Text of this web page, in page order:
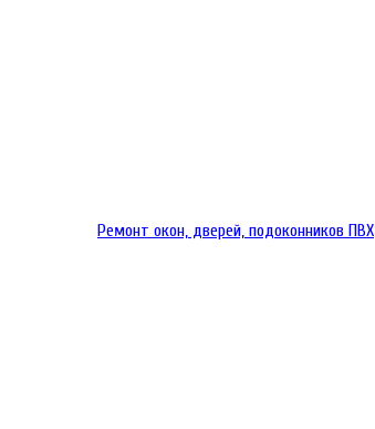
Ремонт окон, дверей, подоконников ПВХ